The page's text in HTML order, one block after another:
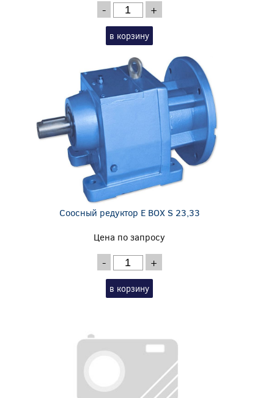
- +
в корзину
Соосный редуктор E BOX S 23,33
Цена по запросу
- +
в корзину